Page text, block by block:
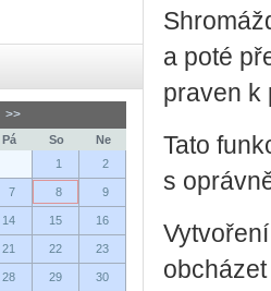
>>
Pá So
Ne
1
2
7 8 9
14 15 16
21 22 23
28 29 30
a poté
pra­ven k
Tato
s